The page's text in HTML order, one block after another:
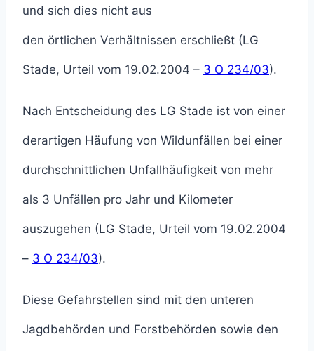
und sich dies nicht aus
den örtlichen Verhältnissen erschließt (LG
Stade, Urteil vom 19.02.2004 – 3 O 234/03).
Nach Entscheidung des LG Stade ist von einer
derartigen Häufung von Wildunfällen bei einer
durchschnittlichen Unfallhäufigkeit von mehr
als 3 Unfällen pro Jahr und Kilometer
auszugehen (LG Stade, Urteil vom 19.02.2004
– 3 O 234/03).
Diese Gefahrstellen sind mit den unteren
Jagdbehörden und Forstbehörden sowie den